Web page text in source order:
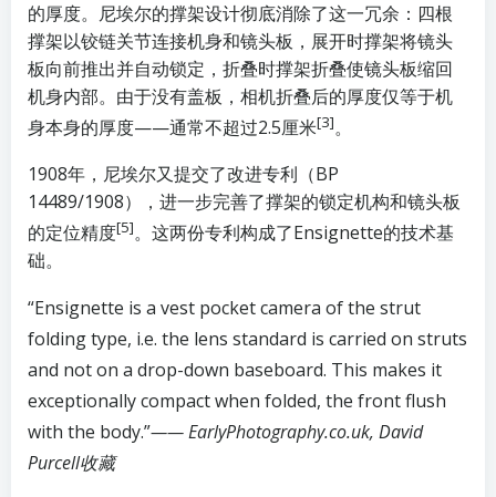
的厚度。尼埃尔的撑架设计彻底消除了这一冗余：四根
撑架以铰链关节连接机身和镜头板，展开时撑架将镜头
板向前推出并自动锁定，折叠时撑架折叠使镜头板缩回
机身内部。由于没有盖板，相机折叠后的厚度仅等于机
身本身的厚度——通常不超过2.5厘米[3]。
1908年，尼埃尔又提交了改进专利（BP
14489/1908），进一步完善了撑架的锁定机构和镜头板
的定位精度[5]。这两份专利构成了Ensignette的技术基
础。
“Ensignette is a vest pocket camera of the strut
folding type, i.e. the lens standard is carried on struts
and not on a drop-down baseboard. This makes it
exceptionally compact when folded, the front flush
with the body.”—— EarlyPhotography.co.uk, David
Purcell收藏